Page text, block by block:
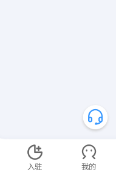
入驻 我的